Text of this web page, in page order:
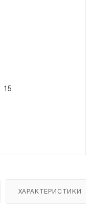
15
ХАРАКТЕРИСТИКИ